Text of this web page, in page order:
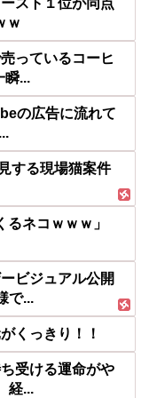
ｗ
っているコーヒ
瞬...
の広告に流れて
する現場猫案件
ネコｗｗｗ」
ビジュアル公開
で...
くっきり！！
受ける運命がや
経...